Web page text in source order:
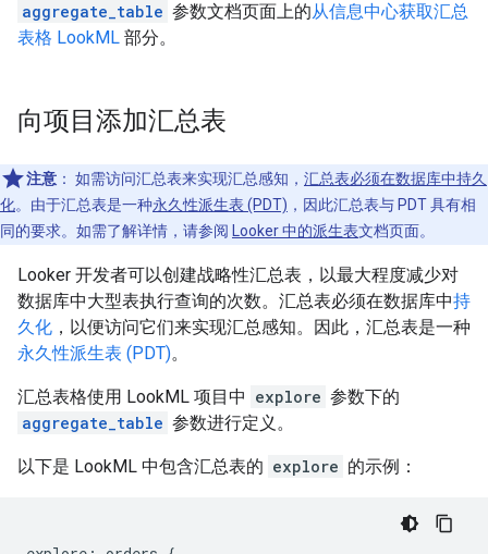
aggregate_table 参数文档页面上的从信息中心获取汇总
表格 LookML 部分。
向项目添加汇总表
注意 ： 如需访问汇总表来实现汇总感知， 汇总表必须在数据库中持久
化。由于汇总表是一种永久性派生表 (PDT) ，因此汇总表与 PDT 具有相
同的要求。如需了解详情，请参阅 Looker 中的派生表文档页面。
Looker 开发者可以创建战略性汇总表，以最大程度减少对
数据库中大型表执行查询的次数。汇总表必须在数据库中持
久化 ，以便访问它们来实现汇总感知。因此，汇总表是一种
永久性派生表 (PDT)。
汇总表格使用 LookML 项目中 explore 参数下的
aggregate_table 参数进行定义。
以下是 LookML 中包含汇总表的 explore 的示例：